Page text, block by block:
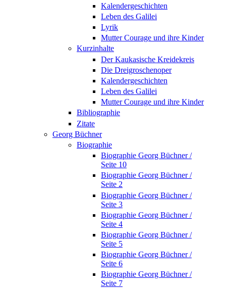
Kalendergeschichten
Leben des Galilei
Lyrik
Mutter Courage und ihre Kinder
Kurzinhalte
Der Kaukasische Kreidekreis
Die Dreigroschenoper
Kalendergeschichten
Leben des Galilei
Mutter Courage und ihre Kinder
Bibliographie
Zitate
Georg Büchner
Biographie
Biographie Georg Büchner /
Seite 10
Biographie Georg Büchner /
Seite 2
Biographie Georg Büchner /
Seite 3
Biographie Georg Büchner /
Seite 4
Biographie Georg Büchner /
Seite 5
Biographie Georg Büchner /
Seite 6
Biographie Georg Büchner /
Seite 7